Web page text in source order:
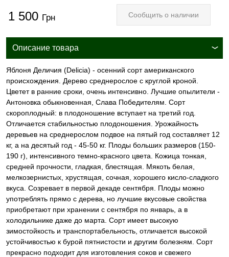
1 500 Грн Сообщить о наличии
Описание товара
Яблоня Деличия (Delicia) - осенний сорт американского
происхождения. Дерево среднерослое с круглой кроной.
Цветет в ранние сроки, очень интенсивно. Лучшие опылители -
Антоновка обыкновенная, Слава Победителям. Сорт
скороплодный: в плодоношение вступает на третий год.
Отличается стабильностью плодоношения. Урожайность
деревьев на среднерослом подвое на пятый год составляет 12
кг, а на десятый год - 45-50 кг. Плоды больших размеров (150-
190 г), интенсивного темно-красного цвета. Кожица тонкая,
средней прочности, гладкая, блестящая. Мякоть белая,
мелкозернистых, хрустящая, сочная, хорошего кисло-сладкого
вкуса. Созревает в первой декаде сентября. Плоды можно
употреблять прямо с дерева, но лучшие вкусовые свойства
приобретают при хранении с сентября по январь, а в
холодильнике даже до марта. Сорт имеет высокую
зимостойкость и транспортабельность, отличается высокой
устойчивостью к бурой пятнистости и другим болезням. Сорт
прекрасно подходит для изготовления соков и свежего